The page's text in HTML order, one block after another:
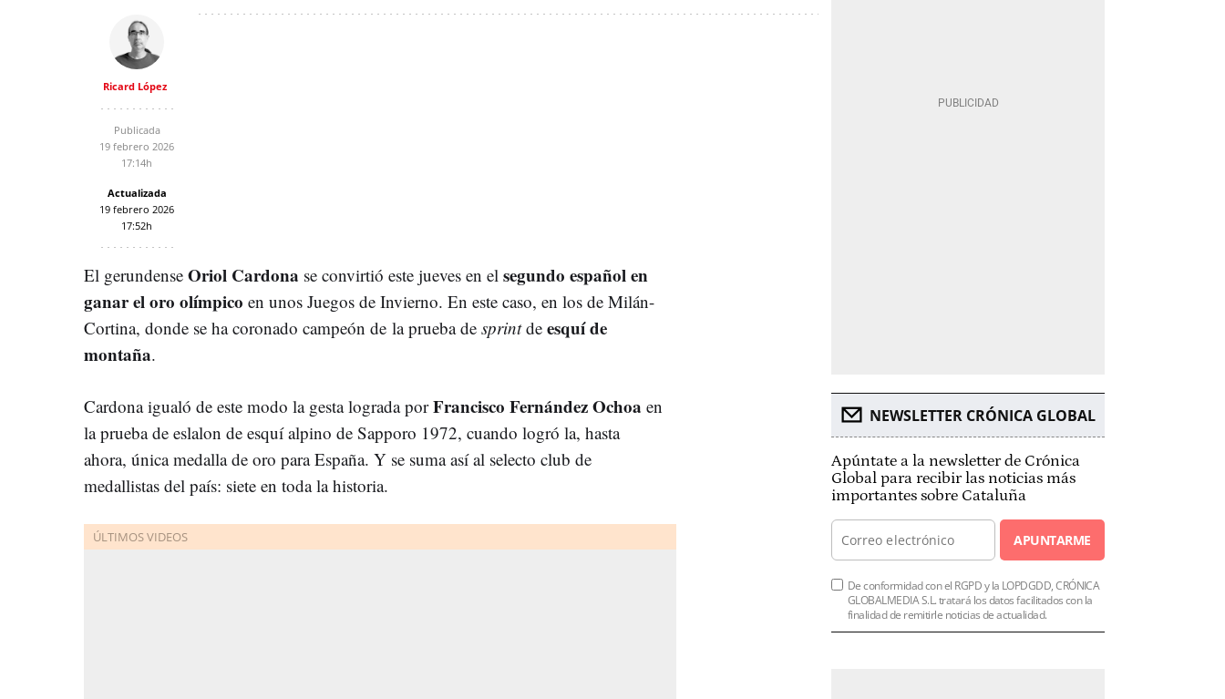
Ricard López
Publicada
19 febrero 2026
17:14h
Actualizada
19 febrero 2026
17:52h
El gerundense Oriol Cardona se convirtió este jueves en el segundo español en
ganar el oro olímpico en unos Juegos de Invierno. En este caso, en los de Milán-
Cortina, donde se ha coronado campeón de la prueba de sprintde esquí de
montaña.
Cardona igualó de este modo la gesta lograda porFrancisco Fernández Ochoa en
la prueba de eslalon de esquí alpino de Sapporo 1972, cuando logró la, hasta
ahora, única medalla de oro para España. Y se suma así al selecto club de
medallistas del país: siete en toda la historia.
NEWSLETTER CRÓNICA GLOBAL
Apúntate a la newsletter de Crónica
Global para recibir las noticias más
importantes sobre Cataluña
APUNTARME
De conformidad con el RGPD y la LOPDGDD, CRÓNICA
GLOBALMEDIA S.L. tratará los datos facilitados con la
finalidad de remitirle noticias de actualidad.